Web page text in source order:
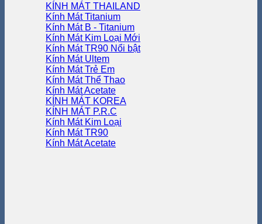
KÍNH MÁT THAILAND
Kính Mát Titanium
Kính Mát B - Titanium
Kính Mát Kim Loại
Kính Mát TR90
Kính Mát Ultem
Kính Mát Trẻ Em
Kính Mát Thể Thao
Kính Mát Acetate
KÍNH MÁT KOREA
KÍNH MÁT P.R.C
Kính Mát Kim Loại
Kính Mát TR90
Kính Mát Acetate